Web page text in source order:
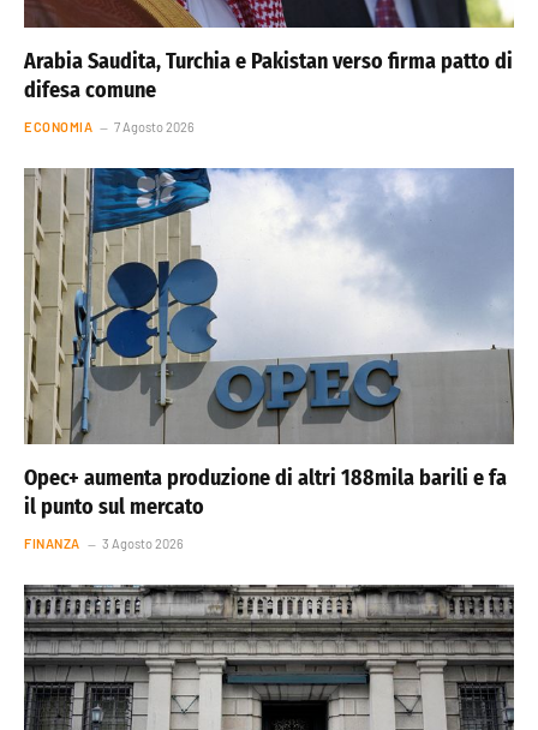
Arabia Saudita, Turchia e Pakistan verso firma patto di
difesa comune
ECONOMIA 7 Agosto 2026
Opec+ aumenta produzione di altri 188mila barili e fa
il punto sul mercato
FINANZA 3 Agosto 2026